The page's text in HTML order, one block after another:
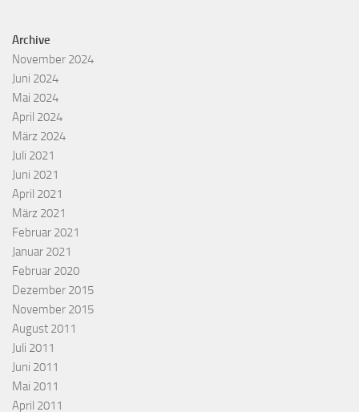
Archive
November 2024
Juni 2024
Mai 2024
April 2024
März 2024
Juli 2021
Juni 2021
April 2021
März 2021
Februar 2021
Januar 2021
Februar 2020
Dezember 2015
November 2015
August 2011
Juli 2011
Juni 2011
Mai 2011
April 2011